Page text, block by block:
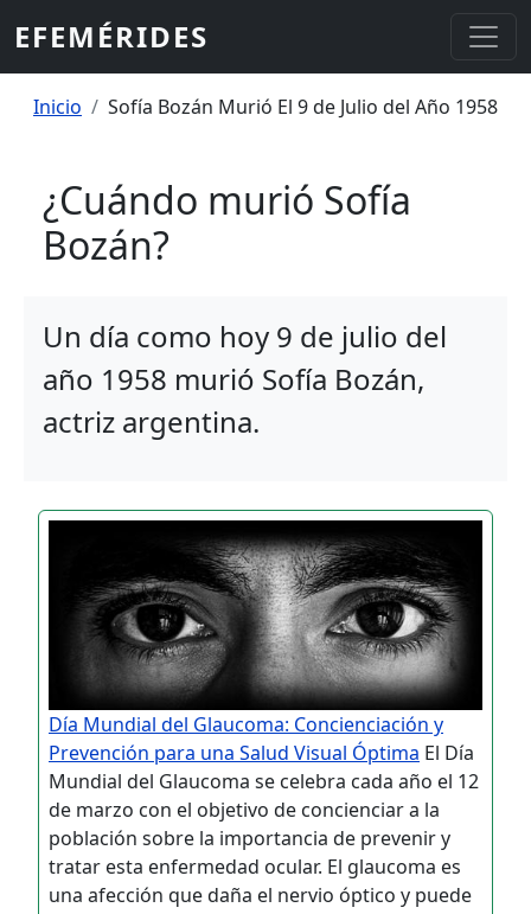
EFEMÉRIDES
Sobrescribir enlaces de ayuda a la
Inicio Sofía Bozán Murió El 9 de Julio del Año 1958
¿Cuándo murió Sofía
Bozán?
Un día como hoy 9 de julio del
año 1958 murió Sofía Bozán,
actriz argentina.
Día Mundial del Glaucoma: Concienciación y
Prevención para una Salud Visual Óptima El Día
Mundial del Glaucoma se celebra cada año el 12
de marzo con el objetivo de concienciar a la
población sobre la importancia de prevenir y
tratar esta enfermedad ocular. El glaucoma es
una afección que daña el nervio óptico y puede